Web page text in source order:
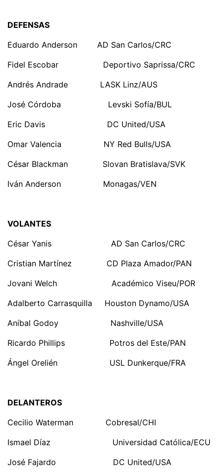
DEFENSAS
Eduardo Anderson AD San Carlos/CRC
Fidel Escobar Deportivo Saprissa/CRC
Andrés Andrade LASK Linz/AUS
José Córdoba Levski Sofía/BUL
Eric Davis DC United/USA
Omar Valencia NY Red Bulls/USA
César Blackman Slovan Bratislava/SVK
Iván Anderson Monagas/VEN
VOLANTES
César Yanis AD San Carlos/CRC
Cristian Martínez CD Plaza Amador/PAN
Jovani Welch Académico Viseu/POR
Adalberto Carrasquilla Houston Dynamo/USA
Aníbal Godoy Nashville/USA
Ricardo Phillips Potros del Este/PAN
Ángel Orelién USL Dunkerque/FRA
DELANTEROS
Cecilio Waterman Cobresal/CHI
Ismael Díaz Universidad Católica/ECU
José Fajardo DC United/USA